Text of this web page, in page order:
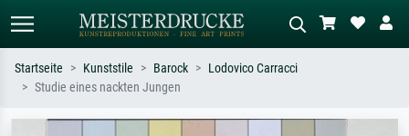
Startseite Kunststile Barock
Lodovico Carracci
Studie eines nackten Jungen